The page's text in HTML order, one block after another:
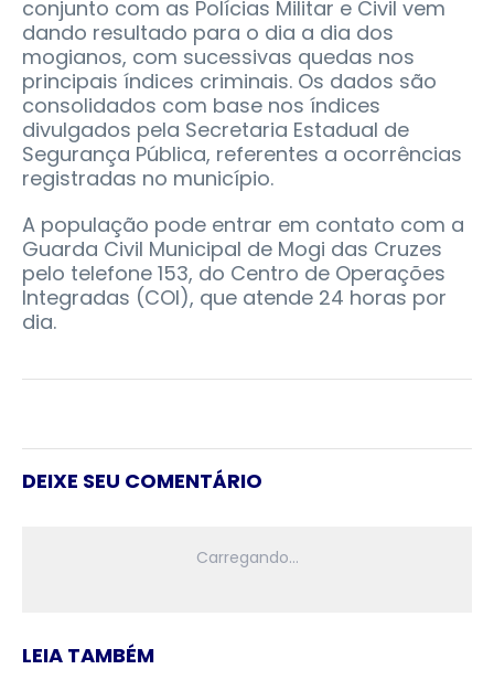
conjunto com as Polícias Militar e Civil vem
dando resultado para o dia a dia dos
mogianos, com sucessivas quedas nos
principais índices criminais. Os dados são
consolidados com base nos índices
divulgados pela Secretaria Estadual de
Segurança Pública, referentes a ocorrências
registradas no município.
A população pode entrar em contato com a
Guarda Civil Municipal de Mogi das Cruzes
pelo telefone 153, do Centro de Operações
Integradas (COI), que atende 24 horas por
dia.
DEIXE SEU COMENTÁRIO
LEIA TAMBÉM